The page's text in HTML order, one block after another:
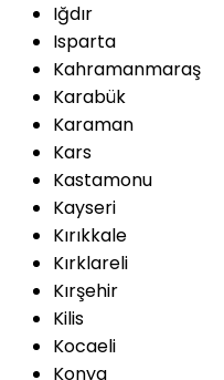
Iğdır
Isparta
Kahramanmaraş
Karabük
Karaman
Kars
Kastamonu
Kayseri
Kırıkkale
Kırklareli
Kırşehir
Kilis
Kocaeli
Konya